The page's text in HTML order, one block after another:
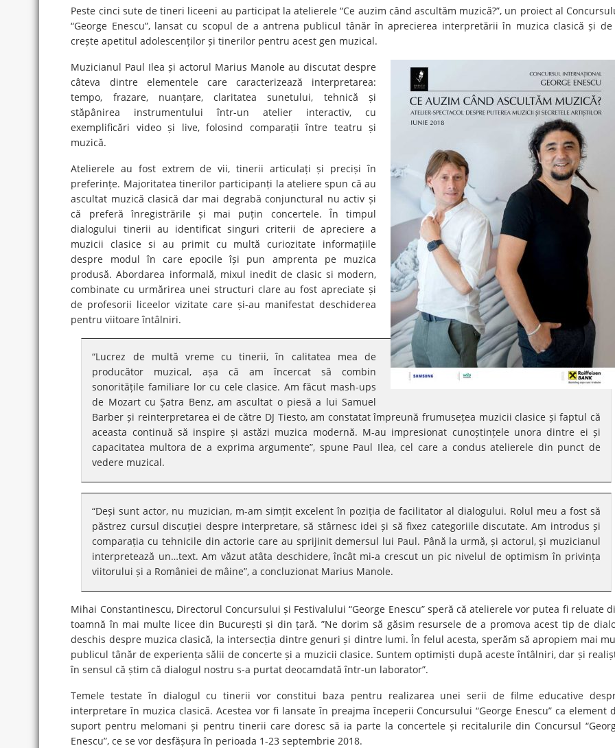
Peste cinci sute de tineri liceeni au participat la atelierele “Ce auzim când ascultăm muzică?”, un proiect al
“George Enescu”, lansat cu scopul de a antrena publicul tânăr în aprecierea interpretării în muzica clasică și de
crește apetitul adolescenților și tinerilor pentru acest gen muzical.
Muzicianul Paul Ilea și actorul Marius Manole au discutat despre
câteva dintre elementele care caracterizează interpretarea:
tempo, frazare, nuanțare, claritatea sunetului, tehnică și
stăpânirea instrumentului într-un atelier interactiv, cu
exemplificări video și live, folosind comparații între teatru și
muzică.
Atelierele au fost extrem de vii, tinerii articulați și preciși în
preferințe. Majoritatea tinerilor participanți la ateliere spun că au
ascultat muzică clasică dar mai degrabă conjunctural nu activ și
că preferă înregistrările și mai puțin concertele. În timpul
dialogului tinerii au identificat singuri criterii de apreciere a
muzicii clasice si au primit cu multă curiozitate informațiile
despre modul în care epocile își pun amprenta pe muzica
produsă. Abordarea informală, mixul inedit de clasic si modern,
combinate cu urmărirea unei structuri clare au fost apreciate și
de profesorii liceelor vizitate care și-au manifestat deschiderea
pentru viitoare întâlniri.
“Lucrez de multă vreme cu tinerii, în calitatea mea de
producător muzical, așa că am încercat să combin
sonoritățile familiare lor cu cele clasice. Am făcut mash-ups
de Mozart cu Șatra Benz, am ascultat o piesă a lui Samuel
Barber și reinterpretarea ei de către DJ Tiesto, am constatat împreună frumusețea muzicii clasice și faptul că
aceasta continuă să inspire și astăzi muzica modernă. M-au impresionat cunoștințele unora dintre ei și
capacitatea multora de a exprima argumente”, spune Paul Ilea, cel care a condus atelierele din punct de
vedere muzical.
“Deși sunt actor, nu muzician, m-am simțit excelent în poziția de facilitator al dialogului. Rolul meu a fost să
păstrez cursul discuției despre interpretare, să stârnesc idei și să fixez categoriile discutate. Am introdus și
comparația cu tehnicile din actorie care au sprijinit demersul lui Paul. Până la urmă, și actorul, și muzicianul
interpretează un…text. Am văzut atâta deschidere, încât mi-a crescut un pic nivelul de optimism în privința
viitorului și a României de mâine”, a concluzionat Marius Manole.
Mihai Constantinescu, Directorul Concursului și Festivalului “George Enescu” speră că atelierele vor putea fi reluate
toamnă în mai multe licee din București și din țară. ”Ne dorim să găsim resursele de a promova acest tip de
deschis despre muzica clasică, la intersecția dintre genuri și dintre lumi. În felul acesta, sperăm să apropiem mai
publicul tânăr de experiența sălii de concerte și a muzicii clasice. Suntem optimiști după aceste întâlniri, dar și
în sensul că știm că dialogul nostru s-a purtat deocamdată într-un laborator”.
Temele testate în dialogul cu tinerii vor constitui baza pentru realizarea unei serii de filme educative
interpretare în muzica clasică. Acestea vor fi lansate în preajma începerii Concursului “George Enescu” ca element
suport pentru melomani și pentru tinerii care doresc să ia parte la concertele și recitalurile din Concursul
Enescu”, ce se vor desfășura în perioada 1-23 septembrie 2018.